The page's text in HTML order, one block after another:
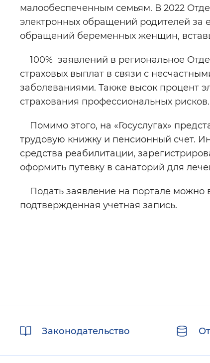
малообеспеченным семьям. В 2022
электронных обращений родителей за
обращений беременных женщин,
100% заявлений в региональное
страховых выплат в связи с
заболеваниями. Также высок процент
страхования профессиональных рисков.
Помимо этого, на «Госуслугах»
трудовую книжку и пенсионный счет.
средства реабилитации,
оформить путевку в санаторий для
Подать заявление на портале можно
подтвержденная учетная запись.
ссылкиЗаконодательство